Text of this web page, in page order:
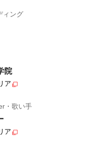
ィング
院
ア
・歌い手
ア